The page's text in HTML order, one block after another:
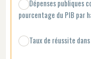
Dépenses publiques
pourcentage du PIB par
Taux de réussite